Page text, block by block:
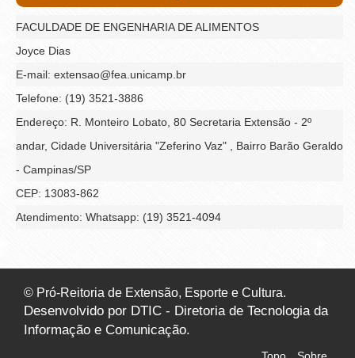
FACULDADE DE ENGENHARIA DE ALIMENTOS
Joyce Dias
E-mail: extensao@fea.unicamp.br
Telefone: (19) 3521-3886
Endereço: R. Monteiro Lobato, 80 Secretaria Extensão - 2º
andar, Cidade Universitária "Zeferino Vaz" , Bairro Barão Geraldo
- Campinas/SP
CEP: 13083-862
Atendimento: Whatsapp: (19) 3521-4094
© Pró-Reitoria de Extensão, Esporte e Cultura.
Desenvolvido por DTIC - Diretoria de Tecnologia da
Informação e Comunicação.